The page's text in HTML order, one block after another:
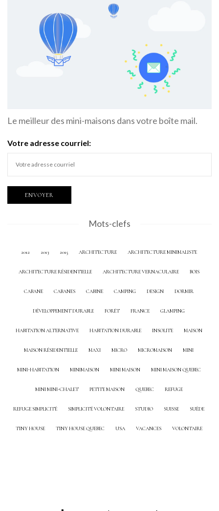
Le meilleur des mini-maisons dans votre boîte mail.
Votre adresse courriel:
Mots-clefs
2012 2013 2015 ARCHITECTURE ARCHITECTURE MINIMALISTE
ARCHITECTURE RÉSIDENTIELLE ARCHITECTURE VERNACULAIRE BOIS
CABANE CABANES CABINE CAMPING DESIGN DORMIR
DÉVELOPPEMENT DURABLE FORÊT FRANCE GLAMPING
HABITATION ALTERNATIVE HABITATION DURABLE INSOLITE MAISON
MAISON RÉSIDENTIELLE MAXI MICRO MICROMAISON MINI
MINI-HABITATION MINIMAISON MINI MAISON MINI MAISON QUEBEC
MINI MINI-CHALET PETITE MAISON QUEBEC REFUGE
REFUGE SIMPLICITÉ SIMPLICITÉ VOLONTAIRE STUDIO SUISSE SUÈDE
TINY HOUSE TINY HOUSE QUEBEC USA VACANCES VOLONTAIRE